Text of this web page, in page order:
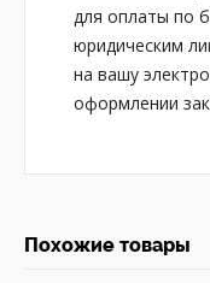
для оплаты по
юридическим
на вашу
оформлении
Похожие товары